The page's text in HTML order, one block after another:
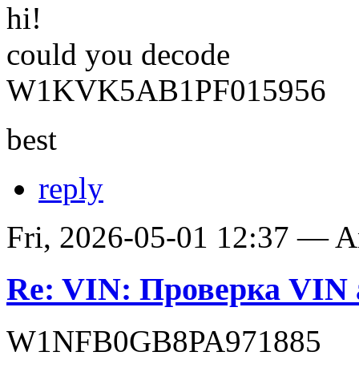
hi!
could you decode
W1KVK5AB1PF015956
best
reply
Fri, 2026-05-01 12:37 —
Re: VIN: Проверка VIN
W1NFB0GB8PA971885